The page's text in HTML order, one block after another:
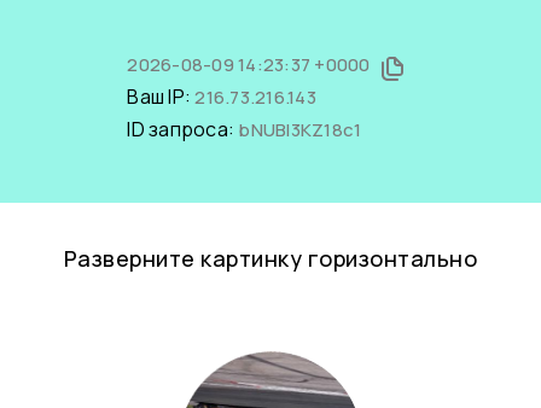
2026-08-09 14:23:37 +0000
Ваш IP:216.73.216.143
ID запроса: bNUBl3KZ18c1
Разверните картинку горизонтально